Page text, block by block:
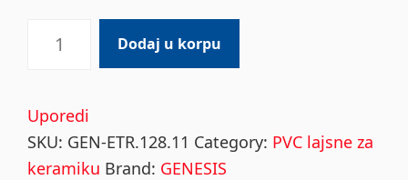
LAJSNA
quantity
Dodaj u korpu
Uporedi
SKU: GEN-ETR.128.11 Category: PVC lajsne za
keramiku Brand: GENESIS